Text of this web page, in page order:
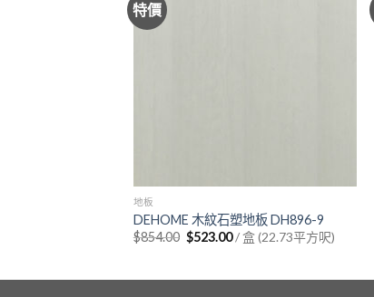
特價
地板
DEHOME 木紋石塑地板 DH896-9
$854.00 Original
price
$523.00Current
price
/ 盒 (22.73平方呎)